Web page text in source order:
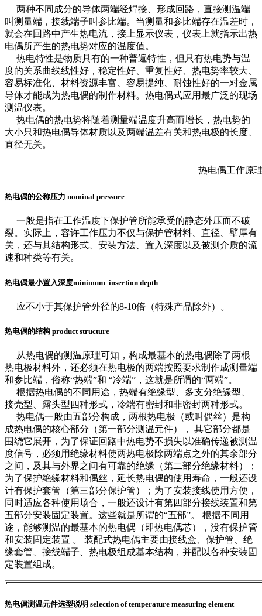
两种不同成分的导体两端经焊接、形成回路，直接测温端
叫测量端，接线端子叫参比端。当测量和参比端存在温差时，
就会在回路中产生热电流，接上显示仪表，仪表上就指示出热
电偶所产生的热电势对应的温度值。
热电特性是物质具有的一种普遍特性，但只有热电势与温
度的关系曲线线性好，稳定性好、重复性好、热电势率较大、
容易标准化、材料资源丰富、容易提纯、耐蚀性好的一对金属
导体才能成为热电偶的制作材料。热电偶式应用最广泛的现场
测温仪表。
热电偶的热电势将随着测量端温度升高而增长，热电势的
大小只和热电偶导体材质以及两端温差有关和热电极的长度、
直径无关。
热电偶工作原
热电偶的公称压力 nominal pressure
一般是指在工作温度下保护管所能承受的静态外压而不破
裂。实际上，容许工作压力不仅与保护管材料、直径、壁厚有
关，还与其结构形式、安装方法、置入深度以及被测介质的流
速和种类等有关。
热电偶最小置入深度minimum insertion depth
应不小于其保护管外径的8-10倍（特殊产品除外）。
热电偶的结构 product structure
从热电偶的测温原理可知，构成最基本的热电偶除了两根
热电极材料外，还必须在热电极的两端按照要求制作成测量端
和参比端，俗称“热端”和 “冷端”，这就是所谓的“两端”。
根据热电偶的不同用途，热端有绝缘型、多支分绝缘型、
接壳型、露头型四种形式，冷端有密封和非密封两种形式。
热电偶一般由五部分构成，两根热电极（或叫偶丝）是构
成热电偶的核心部分（第一部分测温元件）， 其它部分都是
围绕它展开，为了保证回路中热电势不损失以准确传递被测温
度信号，必须用绝缘材料使两热电极除两端点之外的其余部分
之间，及其与外界之间有可靠的绝缘（第二部分绝缘材料）；
为了保护绝缘材料和偶丝，延长热电偶的使用寿命，一般还设
计有保护套管（第三部分保护管）；为了安装接线使用方便，
同时适应各种使用场合，一般还设计有第四部分接线装置和第
五部分安装固定装置。这些就是所谓的“五部”。 根据不同用
途，能够测温的最基本的热电偶（即热电偶芯），没有保护管
和安装固定装置 。 装配式热电偶主要由接线盒、保护管、绝
缘套管、接线端子、热电极组成基本结构，并配以各种安装固
定装置组成。
热电偶测温元件选型说明 selection of temperature measuring element